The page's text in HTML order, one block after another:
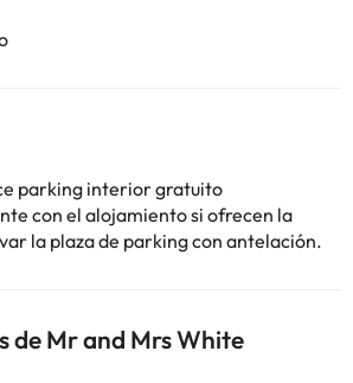
parking interior gratuito
con el alojamiento si ofrecen la
la plaza de parking con antelación.
de Mr and Mrs White